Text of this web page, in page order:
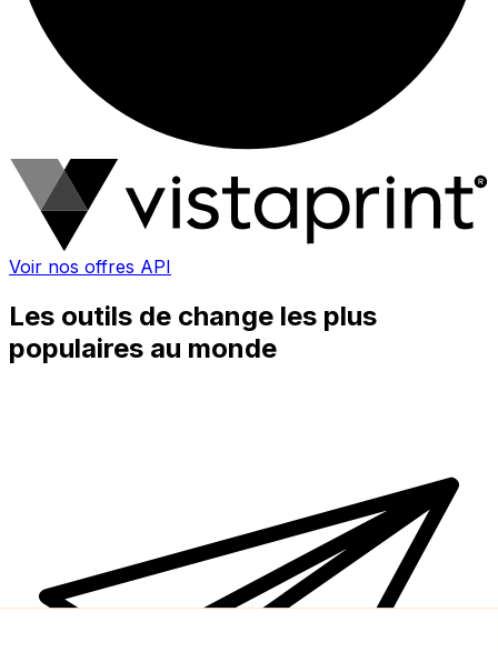
Voir nos offres API
Les outils de change les plus
populaires au monde